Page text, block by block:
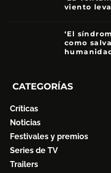
viento
‘El
como
CATEGORÍAS
Críticas
Noticias
Festivales y premios
Series de TV
Trailers